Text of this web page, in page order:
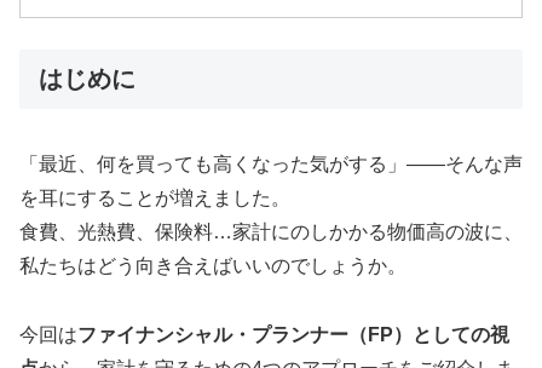
はじめに
「最近、何を買っても高くなった気がする」――そんな声
を耳にすることが増えました。
食費、光熱費、保険料…家計にのしかかる物価高の波に、
私たちはどう向き合えばいいのでしょうか。
今回はファイナンシャル・プランナー（FP）としての視